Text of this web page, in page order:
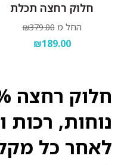
חלוק רחצה תכלת
החל מ ₪379.00
₪189.00
נוחות,
לאחר כל